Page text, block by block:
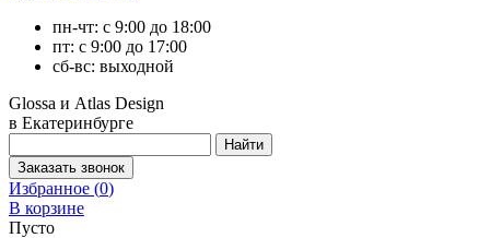
пн-чт: с 9:00 до 18:00
пт: с 9:00 до 17:00
сб-вс: выходной
Glossa и Atlas Design
в Екатеринбурге
Избранное (0)
В корзине
Пусто